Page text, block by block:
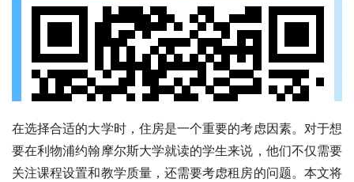
在选择合适的大学时，住房是一个重要的考虑因素。对于想
要在利物浦约翰摩尔斯大学就读的学生来说，他们不仅需要
关注课程设置和教学质量，还需要考虑租房的问题。本文将